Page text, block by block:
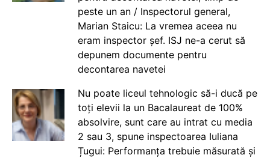
peste un an / Inspectorul general,
Marian Staicu: La vremea aceea nu
eram inspector șef. ISJ ne-a cerut să
depunem documente pentru
decontarea navetei
Nu poate liceul tehnologic să-i ducă pe
toți elevii la un Bacalaureat de 100%
absolvire, sunt care au intrat cu media
2 sau 3, spune inspectoarea Iuliana
Țugui: Performanța trebuie măsurată și